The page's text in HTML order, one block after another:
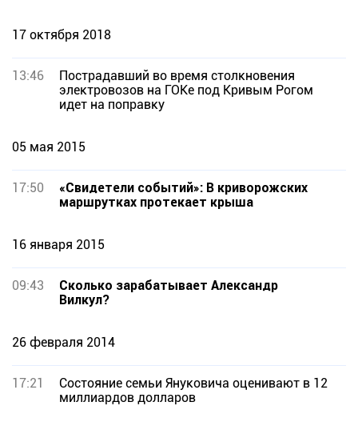
17 октября 2018
13:46
Пострадавший во время столкновения
электровозов на ГОКе под Кривым Рогом
идет на поправку
05 мая 2015
17:50
«Свидетели событий»: В криворожских
маршрутках протекает крыша
16 января 2015
09:43
Сколько зарабатывает Александр
Вилкул?
26 февраля 2014
17:21
Состояние семьи Януковича оценивают в 12
миллиардов долларов